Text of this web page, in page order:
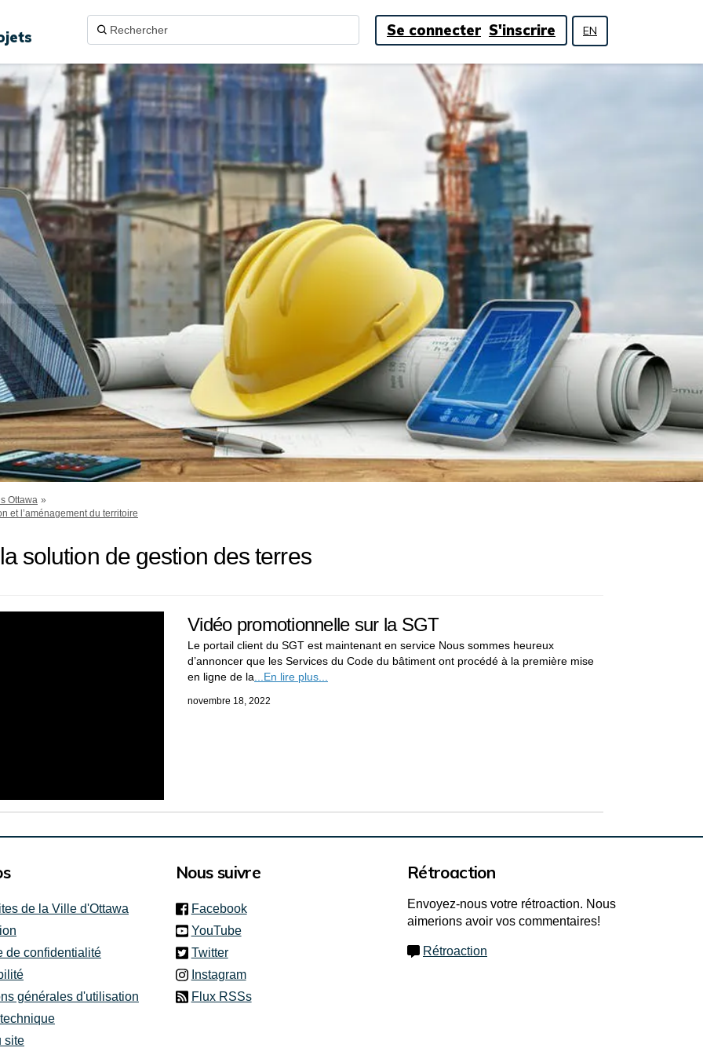
EN
Se connecter S'inscrire
Ottawa
et l’aménagement du territoire
solution de gestion des terres
Vidéo promotionnelle sur la SGT
Le portail client du SGT est maintenant en service Nous sommes heureux
d’annoncer que les Services du Code du bâtiment ont procédé à la première mise
en ligne de la ...En lire plus...
novembre 18, 2022
de la Ville d'Ottawa
de confidentialité
générales d'utilisation
site
Nous suivre
Facebook(link is external)
YouTube
Twitter(link is external)
Instagram
Flux RSSs
Rétroaction
Envoyez-nous votre rétroaction. Nous
aimerions avoir vos commentaires!
Rétroaction